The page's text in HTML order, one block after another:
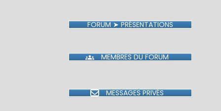
FORUM ➤ PRÉSENTATIONS
MEMBRES DU FORUM
MESSAGES PRIVÉS